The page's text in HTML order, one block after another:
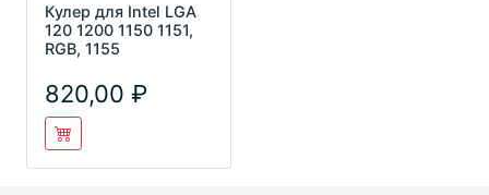
Кулер для Intel LGA
120 1200 1150 1151,
RGB, 1155
820,00